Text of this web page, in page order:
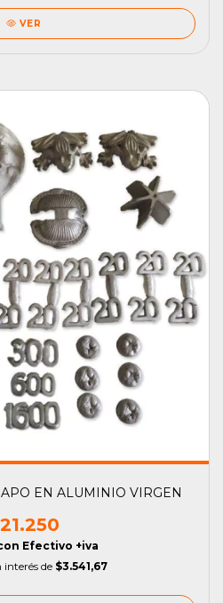
VER
EN ALUMINIO VIRGEN
Efectivo +iva
interés de $3.541,67